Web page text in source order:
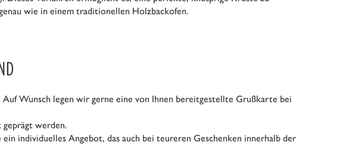
wie in einem traditionellen Holzbackofen.
Wunsch legen wir gerne eine von Ihnen bereitgestellte Grußkarte bei
werden.
individuelles Angebot, das auch bei teureren Geschenken innerhalb der